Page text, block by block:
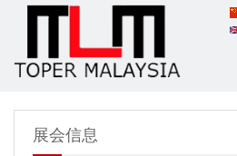
展会信息